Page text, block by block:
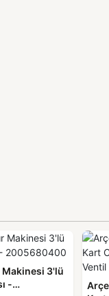
Makinesi 3'lü
-